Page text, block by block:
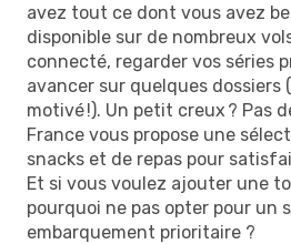
avez tout ce dont vous avez
disponible sur de nombreux
connecté, regarder vos séries
avancer sur quelques dossiers
motivé !). Un petit creux ? Pas
France vous propose une
snacks et de repas pour
Et si vous voulez ajouter une
pourquoi ne pas opter pour un
embarquement prioritaire ?